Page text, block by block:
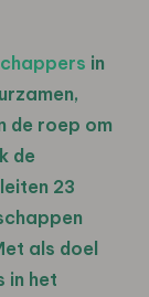
in
de roep om
de
23
als doel
in het